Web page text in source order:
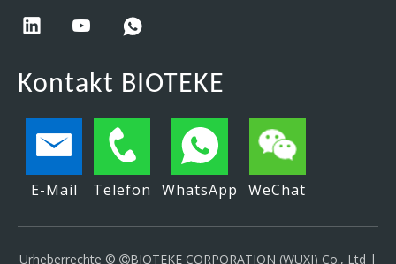
Kontakt BIOTEKE
E-Mail Telefon WhatsApp WeChat
Urheberrechte © BIOTEKE CORPORATION (WUXI) Co., Ltd |